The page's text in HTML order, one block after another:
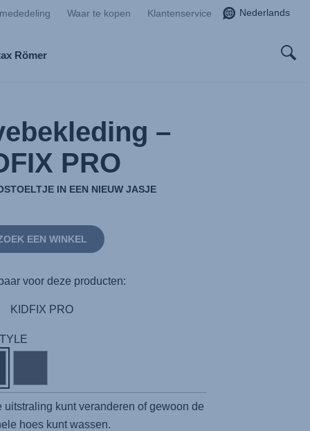
Waar te kopen Klantenservice Nederlands
Römer
–
PRO
IN EEN NIEUW JASJE
EEN WINKEL
voor deze producten:
KIDFIX PRO
uitstraling kunt veranderen of gewoon de
hoes kunt wassen.